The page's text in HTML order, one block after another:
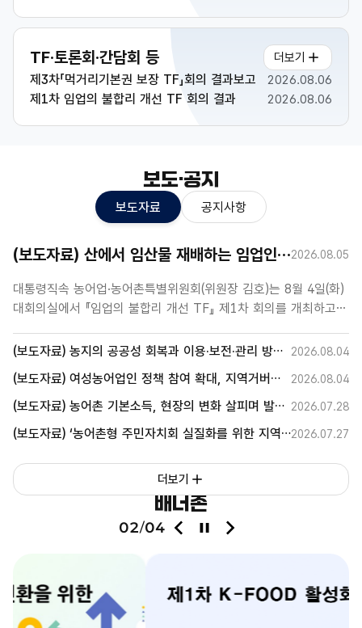
TF·토론회·간담회 등 더보기
제3차「먹거리기본권 보장 TF」회의 결과보고 2026.08.06
제1차 임업의 불합리 개선 TF 회의 결과 2026.08.06
보도·공지
보도자료 공지사항
더보기
(보도자료) 산에서 임산물 재배하는 임업인, 법·세제 차별해소 방안 들여다 본다 2026.08.05
대통령직속 농어업·농어촌특별위원회(위원장 김호)는 8월 4일(화)
대회의실에서 『임업의 불합리 개선 TF』 제1차 회의를 개최하고,
논의에 본격 착수했다고 밝혔다. TF에서는 임업 현장에서 산나물,
수확하는 ‘재배형 임산물 생산’이 확대되었음에도, 관련 법·제도가
과거의 조림·육림·벌채 및 산림 보전 중심으로 설계되어 있어
현실에 맞게 개선할 필요가 있음을 공유하고, 이에 따라 세제
감면과 직불제 지원에서 발생하는 상대적 불이익을 해소하기 위한
제도 개선 방향을 중심으로 논의를 이어갈 예정이다. 이날
회의에서는 구자춘 TF 단장(한국농촌경제연구원 연구위원)의
발표를 바탕으로 세제 및 직불제 분야의 구조적 문제점과
구체적인 개선 방향을 논의하였다. 특히, 참석자들은
방안으로 표준산업분류체계의 세분화와 법률상 농림업의 정의
재검토, 산지 구분의 세분화를 통한 산지 내 농·임업 활동의
새글
(보도자료) 농지의 공공성 회복과 이용·보전·관리 방안 모색을 위한 국회 연속 토론회, 제1차 임대차 제도 개편 방안 논의 2026.08.04
새글
(보도자료) 여성농어업인 정책 참여 확대, 지역거버넌스에서 해법 찾는다 2026.08.04
(보도자료) 농어촌 기본소득, 현장의 변화 살피며 발전방안 모색 2026.07.28
(보도자료) ‘농어촌형 주민자치회 실질화를 위한 지역토론회’ 개최 2026.07.27
배너존
02/04 이
이
드
정
지
다
음
이
드